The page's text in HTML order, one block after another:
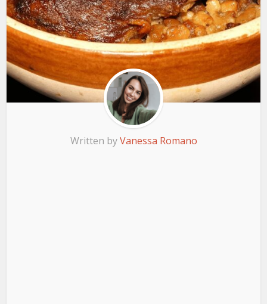
Written byVanessa Romano